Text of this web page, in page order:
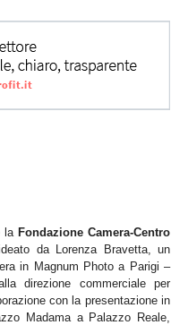
la Fondazione Camera-Centro
da Lorenza Bravetta, un
in Magnum Photo a Parigi –
direzione commerciale per
con la presentazione in
Madama a Palazzo Reale,